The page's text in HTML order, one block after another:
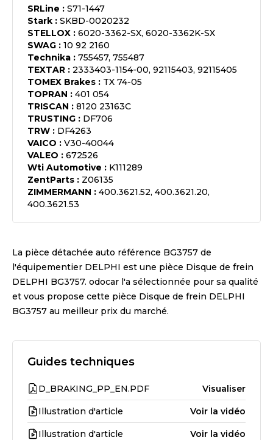
SRLine : S71-1447
Stark : SKBD-0020232
STELLOX : 6020-3362-SX, 6020-3362K-SX
SWAG : 10 92 2160
Technika : 755457, 755487
TEXTAR : 2333403-1154-00, 92115403, 92115405
TOMEX Brakes : TX 74-05
TOPRAN : 401 054
TRISCAN : 8120 23163C
TRUSTING : DF706
TRW : DF4263
VAICO : V30-40044
VALEO : 672526
Wti Automotive : K111289
ZentParts : Z06135
ZIMMERMANN : 400.3621.52, 400.3621.20,
400.3621.53
La pièce détachée auto référence BG3757 de
l'équipementier DELPHI est une pièce Disque de frein
DELPHI BG3757. odocar l'a sélectionnée pour sa qualité
et vous propose cette pièce Disque de frein DELPHI
BG3757 au meilleur prix du marché.
Guides techniques
D_BRAKING_PP_EN.PDF Visualiser
Illustration d'article Voir la vidéo
Illustration d'article Voir la vidéo